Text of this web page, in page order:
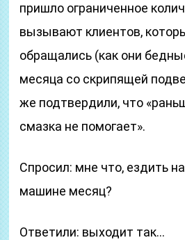
пришло ограниченное
вызывают клиентов,
обращались (как они
месяца со скрипящей
же подтвердили, что
смазка не помогает».
Спросил: мне что, ездить
машине месяц?
Ответили: выходит так…